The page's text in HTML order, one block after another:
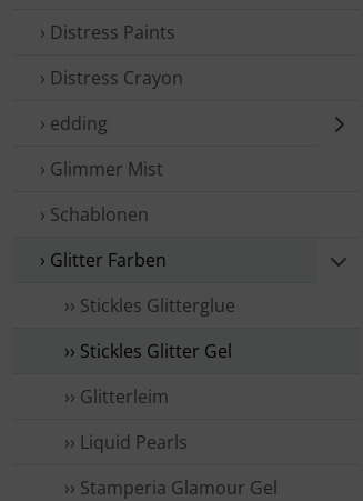
› Distress Paints
› Distress Crayon
› edding
› Glimmer Mist
› Schablonen
› Glitter Farben
›› Stickles Glitterglue
›› Stickles Glitter Gel
›› Glitterleim
›› Liquid Pearls
›› Stamperia Glamour Gel